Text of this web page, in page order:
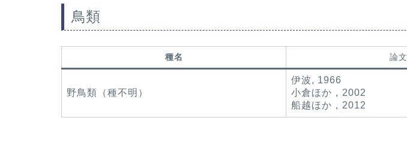
鳥類
種名 論文
野鳥類（種不明）
伊波, 1966
小倉ほか，2002
船越ほか，2012